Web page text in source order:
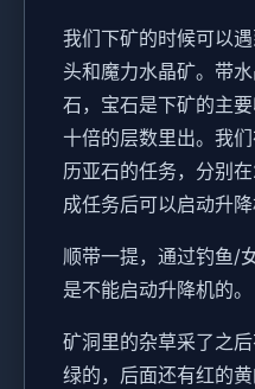
我们下矿的时候可以
头和魔力水晶矿。带
石，宝石是下矿的主
十倍的层数里出。我
历亚石的任务，分别
成任务后可以启动升降
顺带一提，通过钓鱼/
是不能启动升降机的。
矿洞里的杂草采了之
绿的，后面还有红的黄